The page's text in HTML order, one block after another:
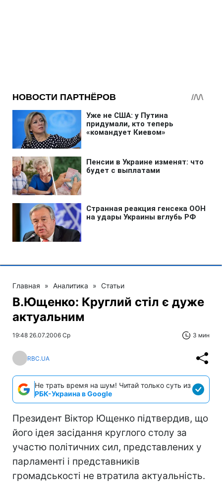
Главная » Аналитика » Статьи
В.Ющенко: Круглий стіл є дуже
актуальним
19:48 26.07.2006 Ср 3 мин
RBC.UA
Не трать время на шум! Читай только суть из
РБК-Украина в Google
Президент Віктор Ющенко підтвердив, що
його ідея засідання круглого столу за
участю політичних сил, представлених у
парламенті і представників
громадськості не втратила актуальність.